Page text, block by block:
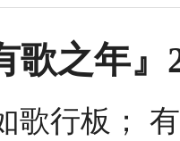
歌之年』
歌行板；